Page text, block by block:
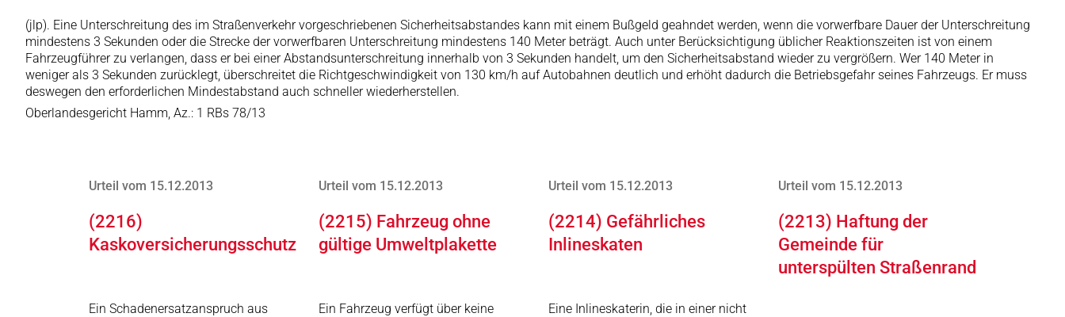
(jlp). Eine Unterschreitung des im Straßenverkehr vorgeschriebenen Sicherheitsabstandes kann mit einem Bußgeld geahndet werden, wenn die vorwerfbare Dauer der Unterschreitung
mindestens 3 Sekunden oder die Strecke der vorwerfbaren Unterschreitung mindestens 140 Meter beträgt. Auch unter Berücksichtigung üblicher Reaktionszeiten ist von einem
Fahrzeugführer zu verlangen, dass er bei einer Abstandsunterschreitung innerhalb von 3 Sekunden handelt, um den Sicherheitsabstand wieder zu vergrößern. Wer 140 Meter in
weniger als 3 Sekunden zurücklegt, überschreitet die Richtgeschwindigkeit von 130 km/h auf Autobahnen deutlich und erhöht dadurch die Betriebsgefahr seines Fahrzeugs. Er muss
deswegen den erforderlichen Mindestabstand auch schneller wiederherstellen.
Oberlandesgericht Hamm, Az.: 1 RBs 78/13
Urteil vom 15.12.2013
(2216)
Kaskoversicherungsschutz
Ein Schadenersatzanspruch aus
Urteil vom 15.12.2013
(2215) Fahrzeug ohne
gültige Umweltplakette
Ein Fahrzeug verfügt über keine
Urteil vom 15.12.2013
(2214) Gefährliches
Inlineskaten
Eine Inlineskaterin, die in einer nicht
Urteil vom 15.12.2013
(2213) Haftung der
Gemeinde für
unterspülten Straßenrand